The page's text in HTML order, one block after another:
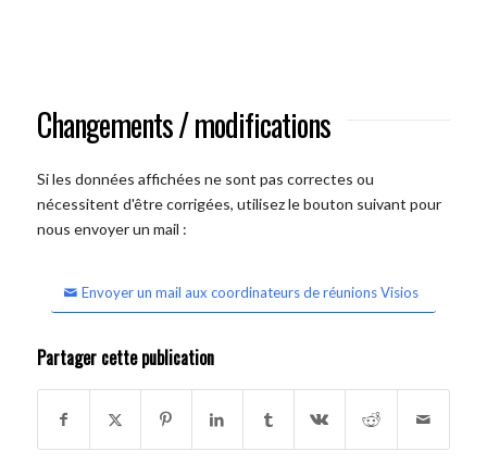
Changements / modifications
Si les données affichées ne sont pas correctes ou
nécessitent d'être corrigées, utilisez le bouton suivant pour
nous envoyer un mail :
Envoyer un mail aux coordinateurs de réunions Visios
Partager cette publication